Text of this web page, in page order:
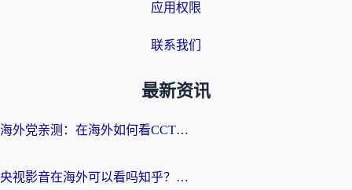
应用权限
联系我们
最新资讯
海外党亲测：在海外如何看CCTV？告别“仅限大陆播放”的实用指南
央视影音在海外可以看吗知乎？留学生亲测：3步解决地域限制+追剧自由